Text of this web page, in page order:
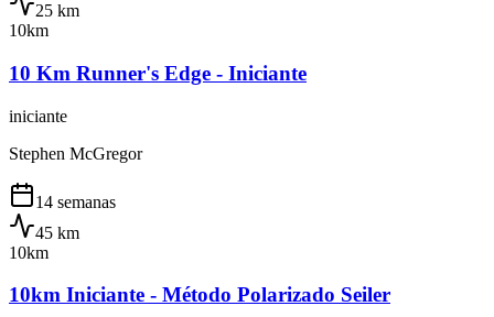
25 km
10km
10 Km Runner's Edge - Iniciante
iniciante
Stephen McGregor
14 semanas
45 km
10km
10km Iniciante - Método Polarizado Seiler